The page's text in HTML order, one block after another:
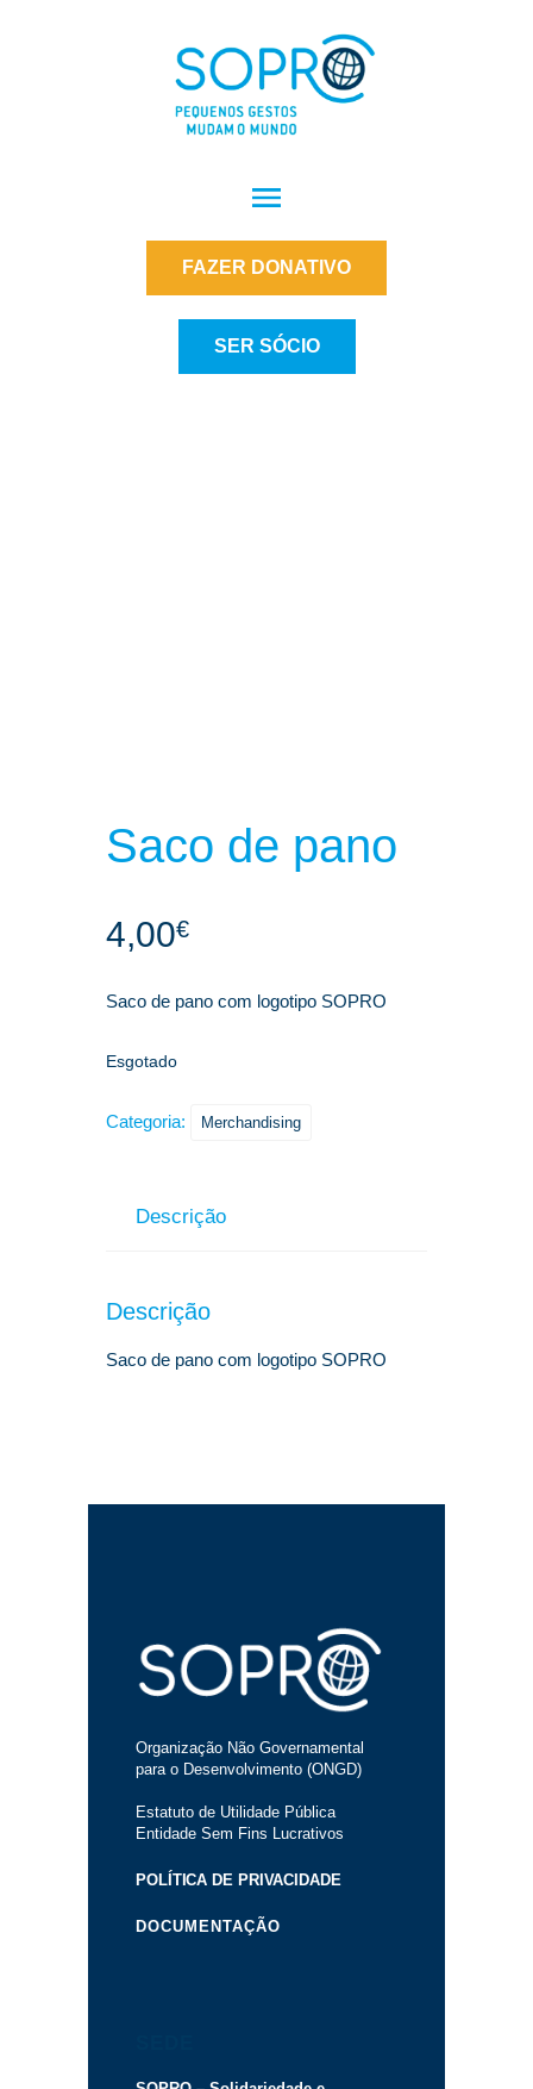
FAZER DONATIVO
SER SÓCIO
Saco de pano
4,00€
Saco de pano com logotipo SOPRO
Esgotado
Categoria: Merchandising
Descrição
Descrição
Saco de pano com logotipo SOPRO
Organização Não Governamental
para o Desenvolvimento (ONGD)
Estatuto de Utilidade Pública
Entidade Sem Fins Lucrativos
POLÍTICA DE PRIVACIDADE
DOCUMENTAÇÃO